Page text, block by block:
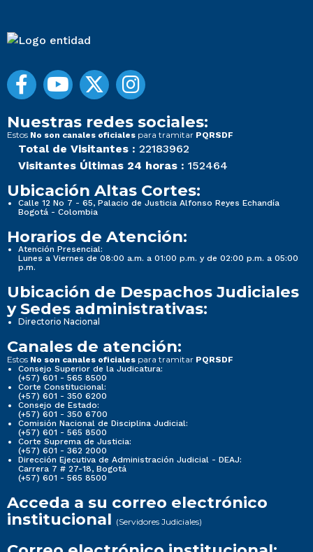
Nuestras redes sociales:
Estos No son canales oficiales para tramitar PQRSDF
Total de Visitantes : 22183962
Visitantes Últimas 24 horas : 152464
Ubicación Altas Cortes:
Calle 12 No 7 - 65, Palacio de Justicia Alfonso Reyes Echandía
Bogotá - Colombia
Horarios de Atención:
Atención Presencial:
Lunes a Viernes de 08:00 a.m. a 01:00 p.m. y de 02:00 p.m. a 05:00
p.m.
Ubicación de Despachos Judiciales
y Sedes administrativas:
Directorio Nacional
Canales de atención:
Estos No son canales oficiales para tramitar PQRSDF
Consejo Superior de la Judicatura:
(+57) 601 - 565 8500
Corte Constitucional:
(+57) 601 - 350 6200
Consejo de Estado:
(+57) 601 - 350 6700
Comisión Nacional de Disciplina Judicial:
(+57) 601 - 565 8500
Corte Suprema de Justicia:
(+57) 601 - 362 2000
Dirección Ejecutiva de Administración Judicial - DEAJ:
Carrera 7 # 27-18, Bogotá
(+57) 601 - 565 8500
Acceda a su correo electrónico
institucional (Servidores Judiciales)